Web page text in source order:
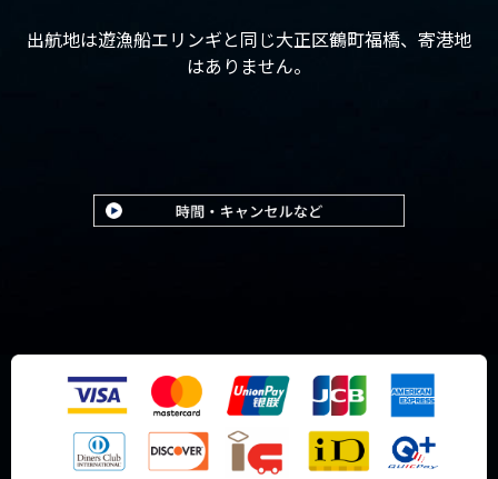
出航地は遊漁船エリンギと同じ大正区鶴町福橋、寄港地
はありません。